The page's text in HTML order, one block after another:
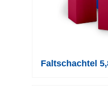
Faltschachtel